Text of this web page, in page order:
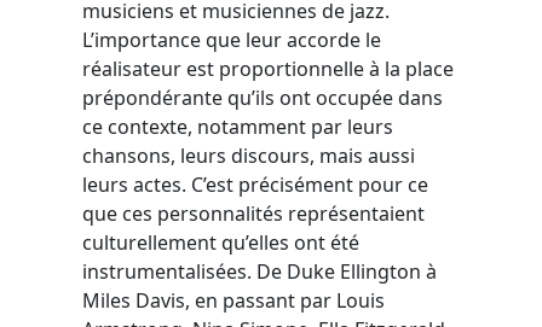
musiciens et musiciennes de jazz.
L’importance que leur accorde le
réalisateur est proportionnelle à la place
prépondérante qu’ils ont occupée dans
ce contexte, notamment par leurs
chansons, leurs discours, mais aussi
leurs actes. C’est précisément pour ce
que ces personnalités représentaient
culturellement qu’elles ont été
instrumentalisées. De Duke Ellington à
Miles Davis, en passant par Louis